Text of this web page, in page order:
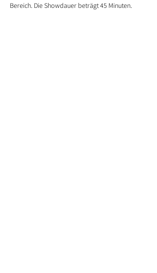
Bereich. Die Showdauer beträgt 45 Minuten.